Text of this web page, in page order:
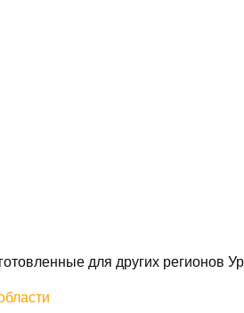
для других регионов